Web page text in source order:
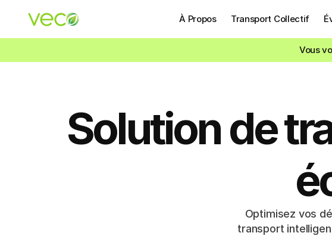
À Propos Transport Collectif
Vous
Solution de
Optimisez vos
transport